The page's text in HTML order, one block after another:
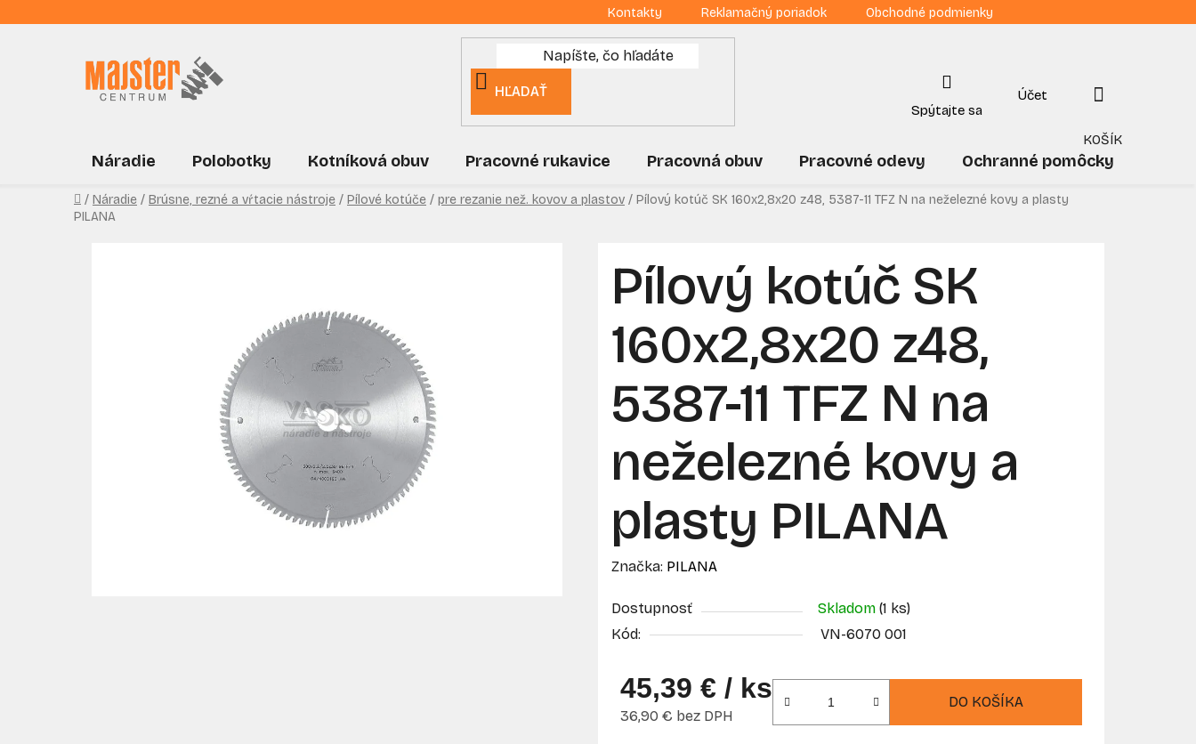
na
Kontakty Reklamačný poriadok Obchodné podmienky
HĽADAŤ
NÁKUPNÝ
KOŠÍK
Náradie Polobotky Kotníková obuv Pracovné rukavice Pracovná obuv Pracovné odevy Ochranné pomôcky
Domov
/ Náradie / Brúsne, rezné a vŕtacie nástroje / Pílové kotúče / pre rezanie než. kovov a plastov / Pílový kotúč SK 160x2,8x20 z48, 5387-11 TFZ N na neželezné kovy a plasty
PILANA
Pílový kotúč SK
160x2,8x20 z48,
5387-11 TFZ N na
neželezné kovy a
plasty PILANA
Značka: PILANA
Dostupnosť Skladom (1 ks)
Kód:
VN-6070 001
45,39 € / ks
36,90 € bez DPH
DO KOŠÍKA